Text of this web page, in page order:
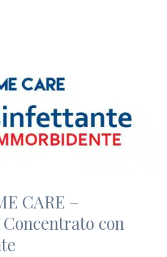
CARE –
con